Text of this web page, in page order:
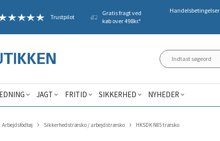
Trustpilot
Gratis fragt ved
køb over 498kr.*
Handelsbetingelser
JAGT FRITID SIKKERHED NYHEDER
Arbejdsfodtøj Sikkerhedstræsko / arbejdstræsko HKSDK N85 træsko